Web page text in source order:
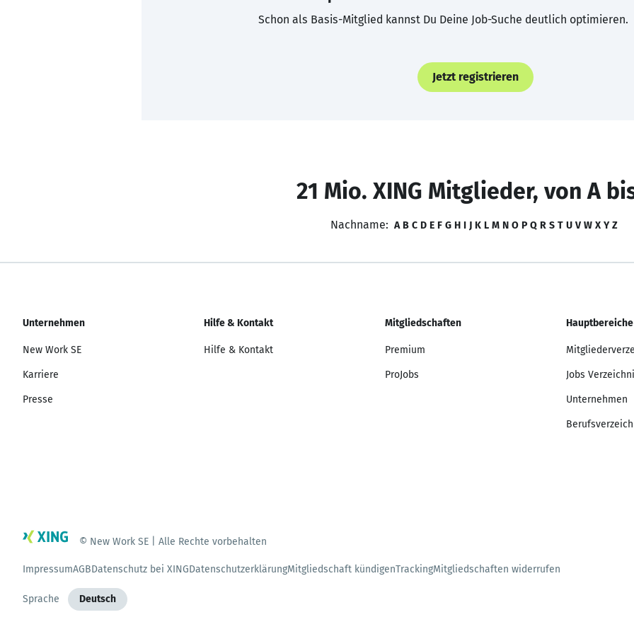
Schon als Basis-Mitglied kannst Du Deine Job-Suche deutlich optimieren.
Jetzt registrieren
21 Mio. XING Mitglieder, von A
Nachname: A B C D E F G H I J K L M N O P Q R S T U V W X Y Z
Unternehmen
New Work SE
Karriere
Presse
Hilfe & Kontakt
Hilfe & Kontakt
Mitgliedschaften
Premium
ProJobs
Hauptbereiche
Jobs
Unternehmen
© New Work SE | Alle Rechte vorbehalten
ImpressumAGBDatenschutz bei XINGDatenschutzerklärungMitgliedschaft kündigenTrackingMitgliedschaften widerrufen
Sprache Deutsch